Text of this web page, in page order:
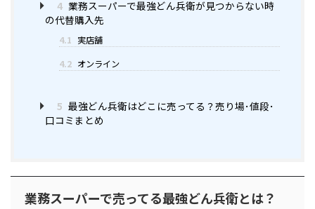
4 業務スーパーで最強どん兵衛が見つからない時
の代替購入先
4.1 実店舗
4.2 オンライン
5 最強どん兵衛はどこに売ってる？売り場･値段･
口コミまとめ
業務スーパーで売ってる最強どん兵衛とは？